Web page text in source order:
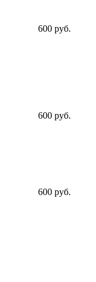
600 руб.
600 руб.
600 руб.